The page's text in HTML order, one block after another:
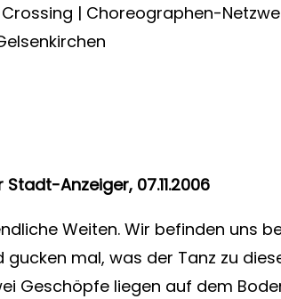
| Choreographen-
Anzeiger, 07.11.2006
Weiten. Wir befinden uns
gucken mal, was der Tanz zu
Geschöpfe liegen auf dem